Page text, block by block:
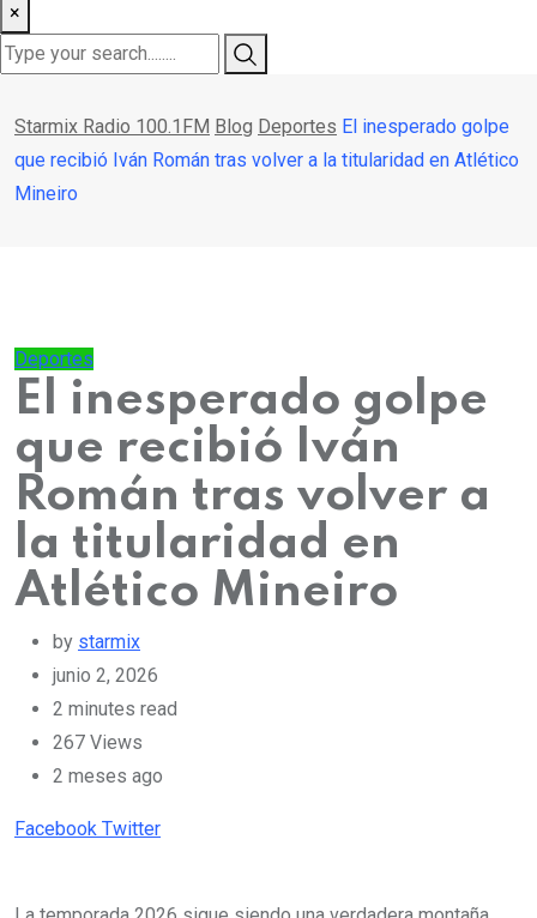
×
Starmix Radio 100.1FM Blog Deportes El inesperado golpe
que recibió Iván Román tras volver a la titularidad en Atlético
Mineiro
Deportes
El inesperado golpe
que recibió Iván
Román tras volver a
la titularidad en
Atlético Mineiro
by starmix
junio 2, 2026
2 minutes read
267 Views
2 meses ago
Facebook TwitterPinterest
Whatsapp
Cloud
StumbleUpon
Print
Share